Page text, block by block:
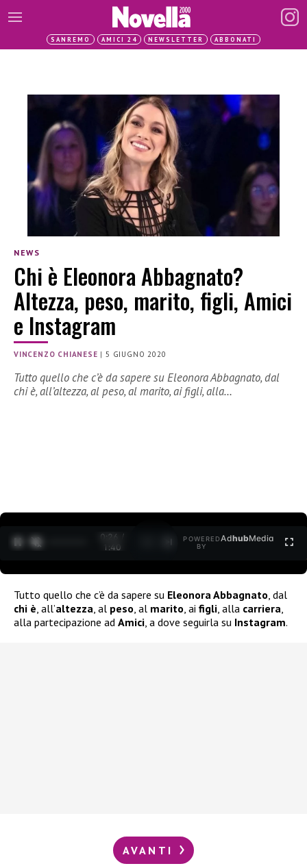
SANREMO AMICI 24 NEWSLETTER ABBONATI
NEWS
Chi è Eleonora Abbagnato?
Altezza, peso, marito, figli, Amici
e Instagram
VINCENZO CHIANESE |5 GIUGNO 2020
Tutto quello che c’è da sapere su Eleonora Abbagnato, dal
chi è, all’altezza, al peso, al marito, ai figli, alla…
0:26 /
1:40
POWERED
BY
AdhubMedia
Tutto quello che c’è da sapere su Eleonora Abbagnato , dal
chi è , all’altezza , al peso , al marito , ai figli , alla carriera
alla partecipazione ad Amici , a dove seguirla su Instagram.
AVANTI